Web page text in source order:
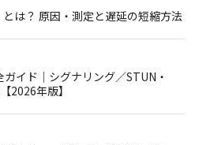
は？ 原因・測定と遅延の短縮方法
イド｜シグナリング／STUN・
2026年版】